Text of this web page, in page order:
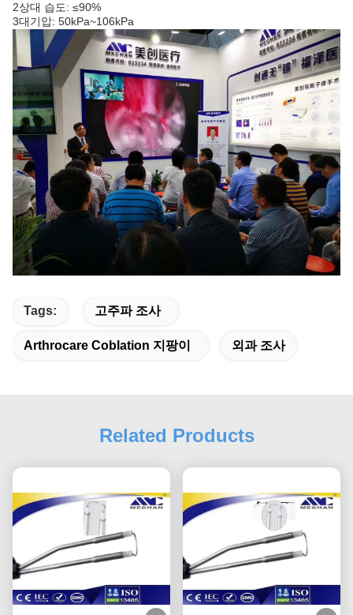
2상대 습도: ≤90%
3대기압: 50kPa~106kPa
Tags: 고주파 조사
Arthrocare Coblation 지팡이 외과 조사
Related Products